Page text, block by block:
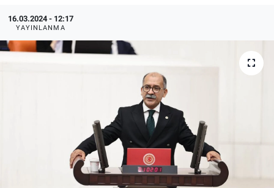
16.03.2024 - 12:17
YAYINLANMA
Politika
Bilecik